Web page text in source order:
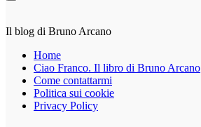
Il blog di Bruno Arcano
Home
Ciao Franco. Il libro di Bruno Arcano
Come contattarmi
Politica sui cookie
Privacy Policy